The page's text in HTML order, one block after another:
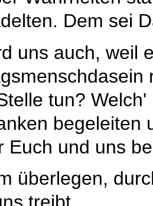
Dem sei
uns auch, weil
tun?
begeleiten
Euch und uns
überlegen,
treibt.